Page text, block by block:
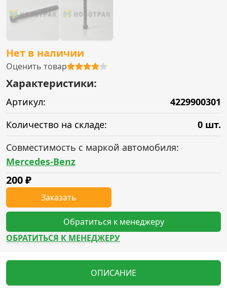
Нет в наличии
Оценить товар
Характеристики:
Артикул:
4229900301
Количество на складе:
0 шт.
Совместимость с маркой автомобиля:
Mercedes-Benz
200₽
Заказать
Обратиться к менеджеру
ОБРАТИТЬСЯ К МЕНЕДЖЕРУ
ОПИСАНИЕ